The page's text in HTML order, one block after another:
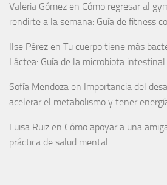
Valeria Gómez en Cómo regresar al
rendirte a la semana: Guía de fitness
Ilse Pérez en Tu cuerpo tiene más
Láctea: Guía de la microbiota intestinal
Sofía Mendoza en Importancia del
acelerar el metabolismo y tener
Luisa Ruiz en Cómo apoyar a una
práctica de salud mental